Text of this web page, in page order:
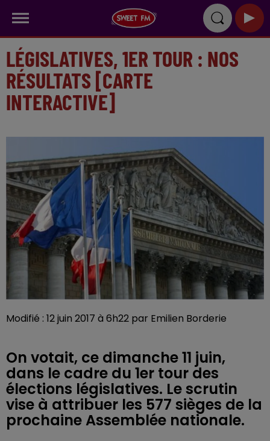
LÉGISLATIVES, 1ER TOUR : NOS
RÉSULTATS [CARTE
INTERACTIVE]
Modifié : 12 juin 2017 à 6h22 par Emilien Borderie
On votait, ce dimanche 11 juin,
dans le cadre du 1er tour des
élections législatives. Le scrutin
vise à attribuer les 577 sièges de la
prochaine Assemblée nationale.